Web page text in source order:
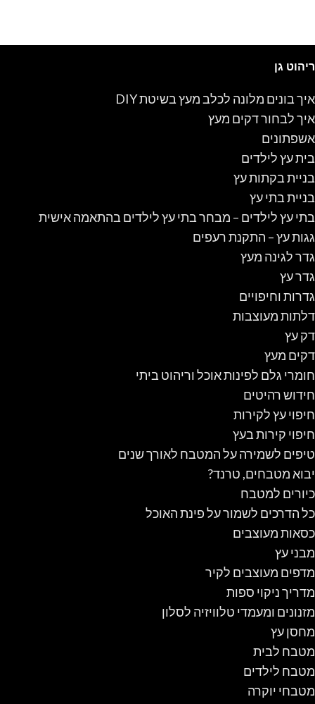
ריהוט גן
איך בונים מלונה לכלב מעץ בשיטת DIY
איך לבחור דקים מעץ
אשפתונים
בית עץ לילדים
בניית בקתות עץ
בניית בתי עץ
בתי עץ לילדים – מבחר בתי עץ לילדים בהתאמה אישית
גגות עץ – התקנת רעפים
גדר לגינה מעץ
גדר עץ
גדרות וחיפויים
דלתות מעוצבות
דק עץ
דקים מעץ
חומרי גלם לפינות אוכל וריהוט ביתי
חידוש רהיטים
חיפוי עץ לקירות
חיפוי קירות בעץ
טיפים לשמירה על המטבח לאורך שנים
יבוא מטבחים, טרנד?
כיורים למטבח
כל הדרכים לשמור על פינת האוכל
כסאות מעוצבים
מבני עץ
מדפים מעוצבים לקיר
מדריך ניקוי ספות
מזנונים ומעמדי טלוויזיה לסלון
מחסן עץ
מטבח לבית
מטבח לילדים
מטבחי יוקרה